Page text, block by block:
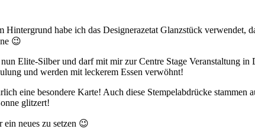
habe ich das Designerazetat Glanzstück verwendet,
😉
Elite-Silber und darf mit mir zur Centre Stage Veranstaltung
und werden mit leckerem Essen verwöhnt!
eine besondere Karte! Auch diese Stempelabdrücke stammen
glitzert!
neues zu setzen 😉